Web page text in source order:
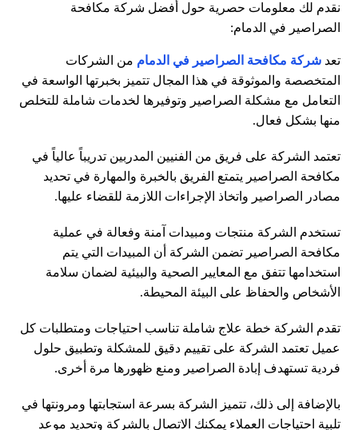
نقدم لك معلومات حصرية حول أفضل شركة مكافحة
الصراصير في الدمام:
تعدشركة مكافحة الصراصير في الدمام من الشركات
المتخصصة والموثوقة في هذا المجال تتميز بخبرتها الواسعة في
التعامل مع مشكلة الصراصير وتوفيرها لخدمات شاملة للتخلص
منها بشكل فعال.
تعتمد الشركة على فريق من الفنيين المدربين تدريباً عالياً في
مكافحة الصراصير يتمتع الفريق بالخبرة والمهارة في تحديد
مصادر الصراصير واتخاذ الإجراءات اللازمة للقضاء عليها.
تستخدم الشركة منتجات ومبيدات آمنة وفعالة في عملية
مكافحة الصراصير تضمن الشركة أن المبيدات التي يتم
استخدامها تتفق مع المعايير الصحية والبيئية لضمان سلامة
الأشخاص والحفاظ على البيئة المحيطة.
تقدم الشركة خطة علاج شاملة تناسب احتياجات ومتطلبات كل
عميل تعتمد الشركة على تقييم دقيق للمشكلة وتطبيق حلول
فردية تستهدف إبادة الصراصير ومنع ظهورها مرة أخرى.
بالإضافة إلى ذلك، تتميز الشركة بسرعة استجابتها ومرونتها في
تلبية احتياجات العملاء يمكنك الاتصال بالشركة وتحديد موعد